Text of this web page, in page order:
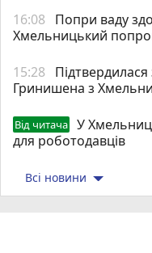
16:08
Попри ваду
Хмельницький
15:28
Гринишена з
Від читача
У
для роботодавців
Всі новини